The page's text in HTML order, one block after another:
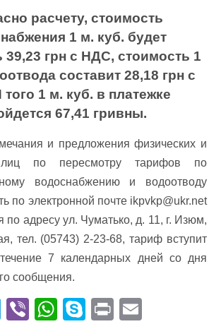
расчету, стоимость
1 м. куб. будет
39,23 грн с НДС, стоимость 1
составит 28,18 грн с
1 м. куб. в платежке
67,41 гривны.
и предложения физических и
лиц по пересмотру тарифов по
водоснабжению и водоотводу
по электронной почте ikpvkp@ukr.net
по адресу ул. Чуматько, д. 11, г. Изюм,
тел. (05743) 2-23-68, тариф вступит
7 календарных дней со дня
сообщения.
T Vi W S Pr